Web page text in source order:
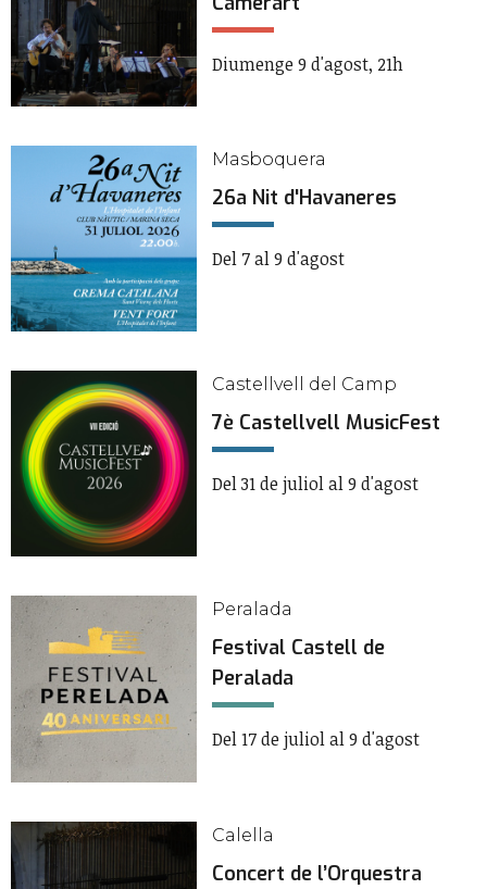
Diumenge 9 d'agost, 21h
Masboquera
26a Nit d'Havaneres
Del 7 al 9 d'agost
Castellvell del Camp
7è Castellvell MusicFest
Del 31 de juliol al 9 d'agost
Peralada
Festival Castell de
Peralada
Del 17 de juliol al 9 d'agost
Calella
Concert de l’Orquestra